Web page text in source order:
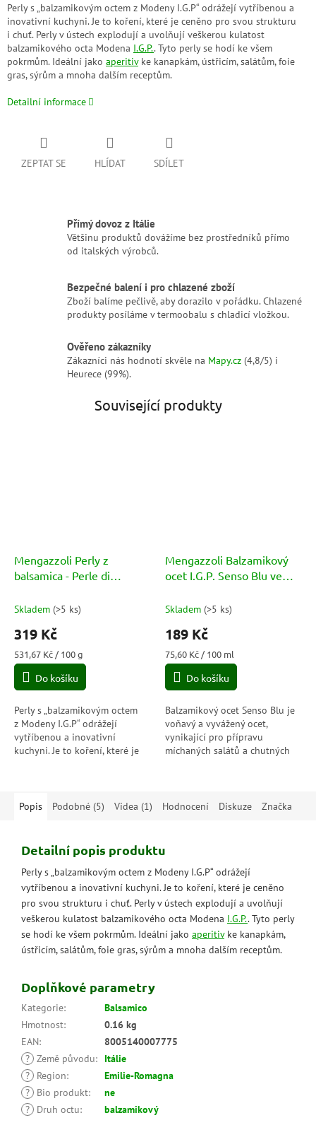
Perly s „balzamikovým octem z Modeny I.G.P“ odrážejí vytříbenou a
inovativní kuchyni. Je to koření, které je ceněno pro svou strukturu
i chuť. Perly v ústech explodují a uvolňují veškerou kulatost
balzamikového octa Modena I.G.P.. Tyto perly se hodí ke všem
pokrmům. Ideální jako aperitivke kanapkám, ústřicím, salátům, foie
gras, sýrům a mnoha dalším receptům.
Detailní informace
ZEPTAT SE HLÍDAT SDÍLET
Přímý dovoz z Itálie
Většinu produktů dovážíme bez prostředníků přímo
od italských výrobců.
Bezpečné balení i pro chlazené zboží
Zboží balíme pečlivě, aby dorazilo v pořádku. Chlazené
produkty posíláme v termoobalu s chladicí vložkou.
Ověřeno zákazníky
Zákazníci nás hodnotí skvěle na Mapy.cz (4,8/5) i
Heurece (99%).
Související produkty
Mengazzoli Perly z
balsamica - Perle di
Skladem (>5 ks)
319 Kč
Měrná
cena:
531,67 Kč / 100 g
Do košíku
Perly s „balzamikovým octem
z Modeny I.G.P“ odrážejí
vytříbenou a inovativní
kuchyni. Je to koření, které je
Mengazzoli Balzamikový
ocet I.G.P. Senso Blu ve
Modena Spray 250ml
Skladem (>5 ks)
189 Kč
Měrná
cena:
75,60 Kč / 100 ml
Do košíku
Balzamikový ocet Senso Blu je
voňavý a vyvážený ocet,
vynikající pro přípravu
míchaných salátů a chutných
Popis
Podobné (5) Videa (1) Hodnocení Diskuze Značka
Detailní popis produktu
Perly s „balzamikovým octem z Modeny I.G.P“ odrážejí
vytříbenou a inovativní kuchyni. Je to koření, které je ceněno
pro svou strukturu i chuť. Perly v ústech explodují a uvolňují
veškerou kulatost balzamikového octa Modena I.G.P.. Tyto perly
se hodí ke všem pokrmům. Ideální jako aperitivke kanapkám,
ústřicím, salátům, foie gras, sýrům a mnoha dalším receptům.
Doplňkové parametry
Kategorie:
Balsamico
Hmotnost:
0.16 kg
EAN:
8005140007775
? Země původu:
Itálie
?
Region:
Emilie-Romagna
?
Bio produkt:
ne
?
Druh octu: balzamikový